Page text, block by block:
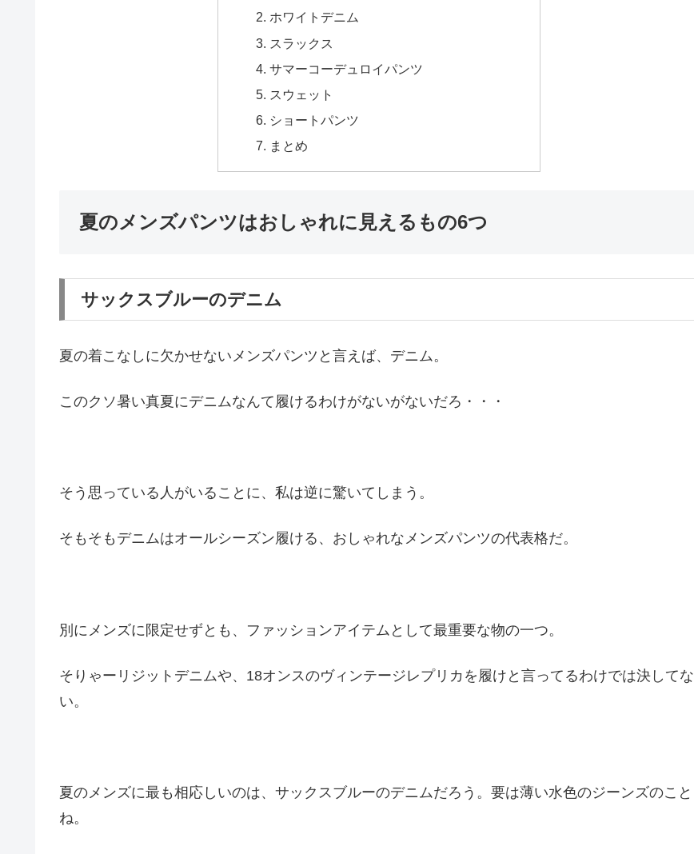
ホワイトデニム
スラックス
サマーコーデュロイパンツ
スウェット
ショートパンツ
まとめ
夏のメンズパンツはおしゃれに見えるもの6つ
サックスブルーのデニム
夏の着こなしに欠かせないメンズパンツと言えば、デニム。
このクソ暑い真夏にデニムなんて履けるわけがないがないだろ・・・
そう思っている人がいることに、私は逆に驚いてしまう。
そもそもデニムはオールシーズン履ける、おしゃれなメンズパンツの代表格だ。
別にメンズに限定せずとも、ファッションアイテムとして最重要な物の一つ。
そりゃーリジットデニムや、18オンスのヴィンテージレプリカを履けと言ってるわけでは決してな
い。
夏のメンズに最も相応しいのは、サックスブルーのデニムだろう。要は薄い水色のジーンズのこと
ね。